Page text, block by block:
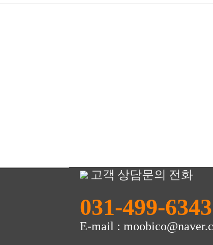
고객 상담문의 전화
031-499-6343
E-mail :